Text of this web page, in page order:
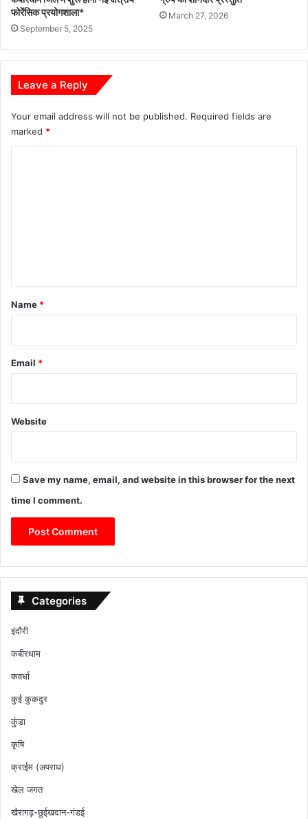
फोरेंसिक प्रयोगशाला*
September 5, 2025
March 27, 2026
Leave a Reply
Your email address will not be published. Required fields are
marked *
*
Name *
Email *
Website
Save my name, email, and website in this browser for the next
time I comment.
Categories
इंदौरी
कबीरधाम
कवर्धा
कुई कुकदुर
कुंडा
कृषि
क्राईम (अपराध)
खेल जगत
खैरागढ़-छुईखदान-गंडई